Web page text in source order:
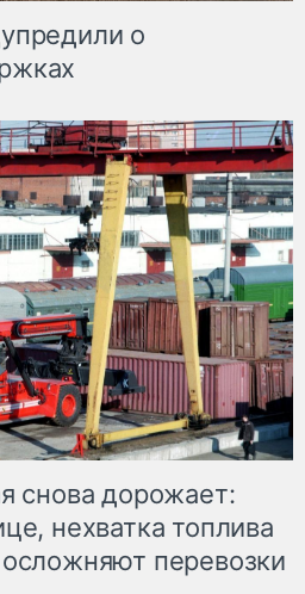
о
снова дорожает:
нехватка топлива
перевозки